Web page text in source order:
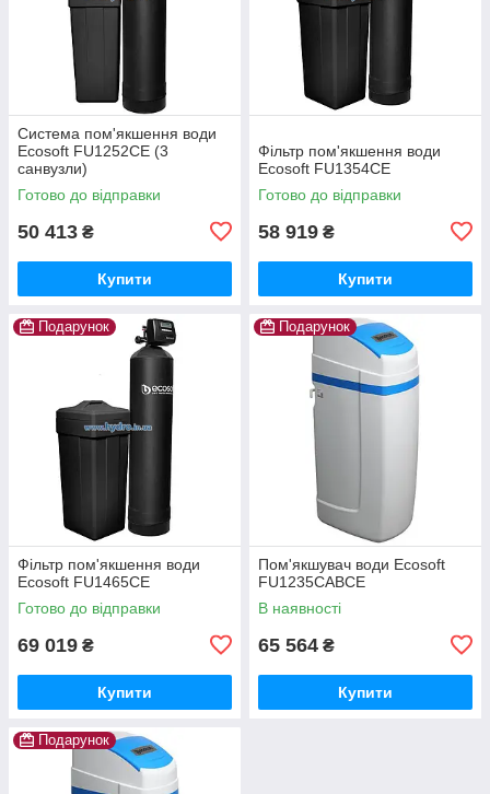
Система пом'якшення води
Ecosoft FU1252CE (3
санвузли)
Готово до відправки
50 413 ₴
Купити
Фільтр пом'якшення води
Ecosoft FU1354CE
Готово до відправки
58 919 ₴
Купити
Подарунок
Фільтр пом'якшення води
Ecosoft FU1465CE
Готово до відправки
69 019 ₴
Купити
Подарунок
Пом'якшувач води Ecosoft
FU1235CABCE
В наявності
65 564 ₴
Купити
Подарунок